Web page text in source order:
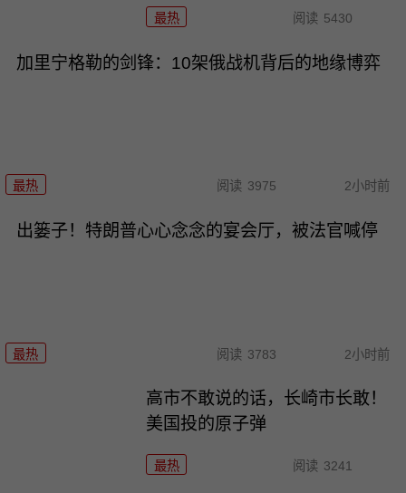
最热 阅读 5430
加里宁格勒的剑锋：10架俄战机背后的地缘博弈
最热 阅读 3975 2小时前
出篓子！特朗普心心念念的宴会厅，被法官喊停
最热 阅读 3783 2小时前
高市不敢说的话，长崎市长敢！
美国投的原子弹
最热 阅读 3241